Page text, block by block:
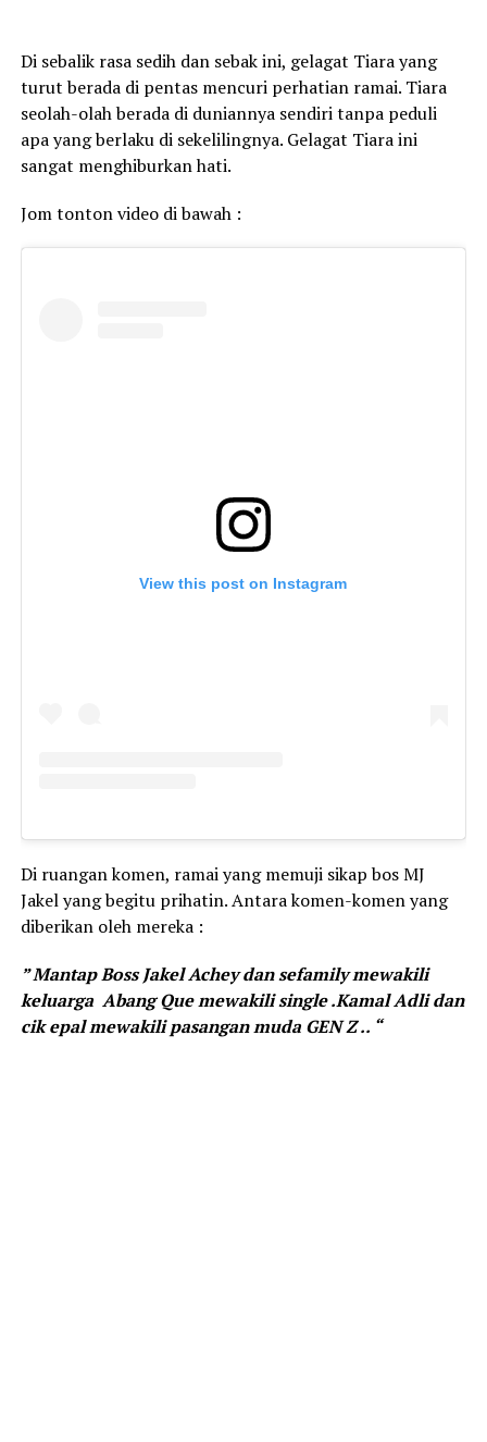
Di sebalik rasa sedih dan sebak ini, gelagat Tiara yang
turut berada di pentas mencuri perhatian ramai. Tiara
seolah-olah berada di duniannya sendiri tanpa peduli
apa yang berlaku di sekelilingnya. Gelagat Tiara ini
sangat menghiburkan hati.
Jom tonton video di bawah :
View this post on Instagram
Di ruangan komen, ramai yang memuji sikap bos MJ
Jakel yang begitu prihatin. Antara komen-komen yang
diberikan oleh mereka :
” Mantap Boss Jakel Achey dan sefamily mewakili
keluarga Abang Que mewakili single .Kamal Adli dan
cik epal mewakili pasangan muda GEN Z .. “